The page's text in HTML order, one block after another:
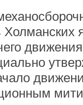
Холманских